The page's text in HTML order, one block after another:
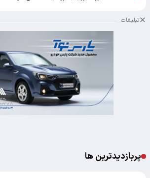
تبلیغات
پربازدیدترین ها